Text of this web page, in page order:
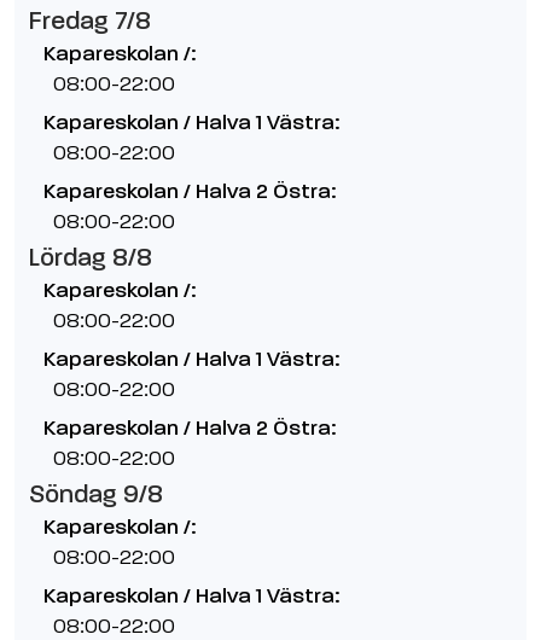
Fredag 7/8
Kapareskolan /:
08:00-22:00
Kapareskolan / Halva 1 Västra:
08:00-22:00
Kapareskolan / Halva 2 Östra:
08:00-22:00
Lördag 8/8
Kapareskolan /:
08:00-22:00
Kapareskolan / Halva 1 Västra:
08:00-22:00
Kapareskolan / Halva 2 Östra:
08:00-22:00
Söndag 9/8
Kapareskolan /:
08:00-22:00
Kapareskolan / Halva 1 Västra:
08:00-22:00